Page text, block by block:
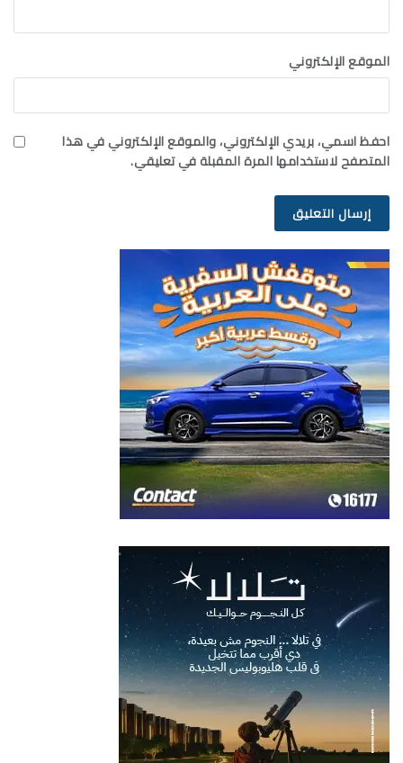
الموقع الإلكتروني
احفظ اسمي، بريدي الإلكتروني، والموقع الإلكتروني في هذا
المتصفح لاستخدامها المرة المقبلة في تعليقي.